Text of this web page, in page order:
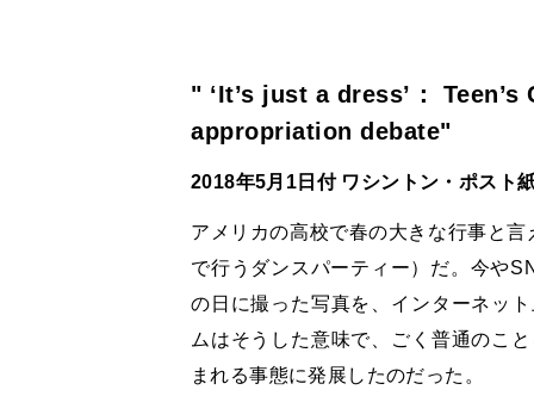
" ‘It’s just a dress’：
appropriation debate"
2018年5月1日付 ワシントン・ポスト
アメリカの高校で春の大きな行事と言
で行うダンスパーティー）だ。今や
の日に撮った写真を、インターネッ
ムはそうした意味で、ごく普通のこ
まれる事態に発展したのだった。